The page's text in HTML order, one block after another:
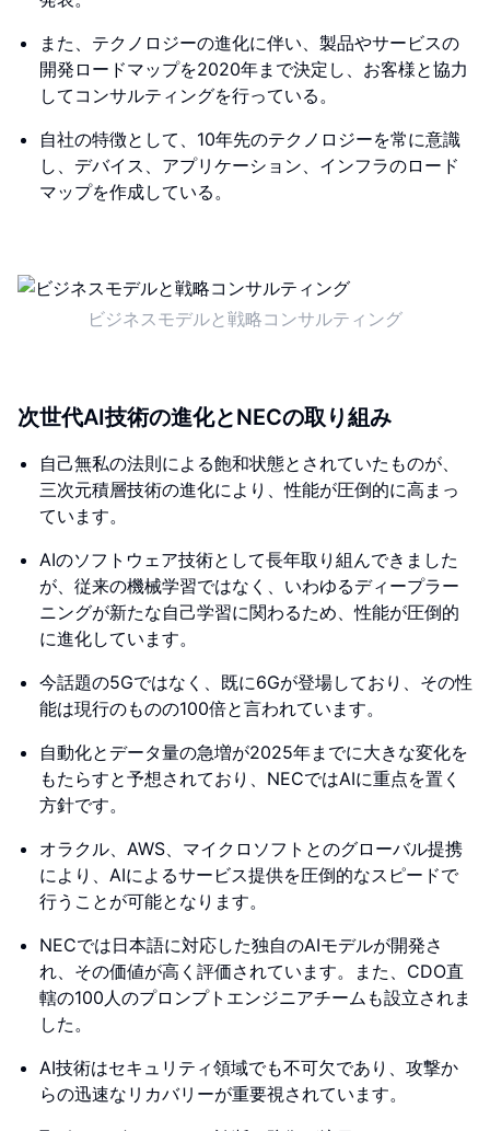
また、テクノロジーの進化に伴い、製品やサービスの
開発ロードマップを2020年まで決定し、お客様と協力
してコンサルティングを行っている。
自社の特徴として、10年先のテクノロジーを常に意識
し、デバイス、アプリケーション、インフラのロード
マップを作成している。
ビジネスモデルと戦略コンサルティング
次世代AI技術の進化とNECの取り組み
自己無私の法則による飽和状態とされていたものが、
三次元積層技術の進化により、性能が圧倒的に高まっ
ています。
AIのソフトウェア技術として長年取り組んできました
が、従来の機械学習ではなく、いわゆるディープラー
ニングが新たな自己学習に関わるため、性能が圧倒的
に進化しています。
今話題の5Gではなく、既に6Gが登場しており、その性
能は現行のものの100倍と言われています。
自動化とデータ量の急増が2025年までに大きな変化を
もたらすと予想されており、NECではAIに重点を置く
方針です。
オラクル、AWS、マイクロソフトとのグローバル提携
により、AIによるサービス提供を圧倒的なスピードで
行うことが可能となります。
NECでは日本語に対応した独自のAIモデルが開発さ
れ、その価値が高く評価されています。また、CDO直
轄の100人のプロンプトエンジニアチームも設立されま
した。
AI技術はセキュリティ領域でも不可欠であり、攻撃か
らの迅速なリカバリーが重要視されています。